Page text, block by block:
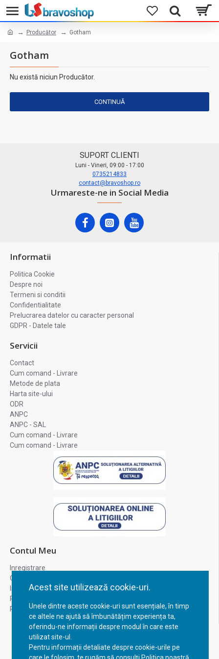
Acest site utilizează cookie-uri.
Unele dintre aceste cookie-uri sunt esențiale, în timp
ce altele ne ajută să îmbunătățim experiența ta,
oferindu-ne informații despre modul în care este
utilizat site-ul.
Pentru informații detaliate despre cookie-urile pe
Producător Gotham
Gotham
Nu există niciun Producător.
CONTINUĂ
SUPORT CLIENTI
Luni - Vineri, 09:00 - 17:00
0735214833
contact@bravoshop.ro
Urmareste-ne in Social Media
Informatii
Politica Cookie
Despre noi
Termeni si conditii
Confidentialitate
Prelucrarea datelor cu caracter personal
GDPR - Datele tale
Servicii
Contact
Cum comand - Livrare
Metode de plata
Harta site-ului
ODR
ANPC
ANPC - SAL
Cum comand - Livrare
Cum comand - Livrare
Contul Meu
Inregistrare
Contul meu
Istoric comenzi
Recuperare parola
Returnare produs